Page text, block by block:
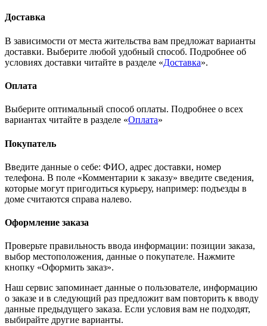
Доставка
В зависимости от места жительства вам предложат варианты
доставки. Выберите любой удобный способ. Подробнее об
условиях доставки читайте в разделе «Доставка».
Оплата
Выберите оптимальный способ оплаты. Подробнее о всех
вариантах читайте в разделе «Оплата»
Покупатель
Введите данные о себе: ФИО, адрес доставки, номер
телефона. В поле «Комментарии к заказу» введите сведения,
которые могут пригодиться курьеру, например: подъезды в
доме считаются справа налево.
Оформление заказа
Проверьте правильность ввода информации: позиции заказа,
выбор местоположения, данные о покупателе. Нажмите
кнопку «Оформить заказ».
Наш сервис запоминает данные о пользователе, информацию
о заказе и в следующий раз предложит вам повторить к вводу
данные предыдущего заказа. Если условия вам не подходят,
выбирайте другие варианты.